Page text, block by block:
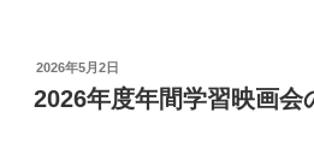
投
稿
日:
2026年5月2日
2026年度年間学習映画会